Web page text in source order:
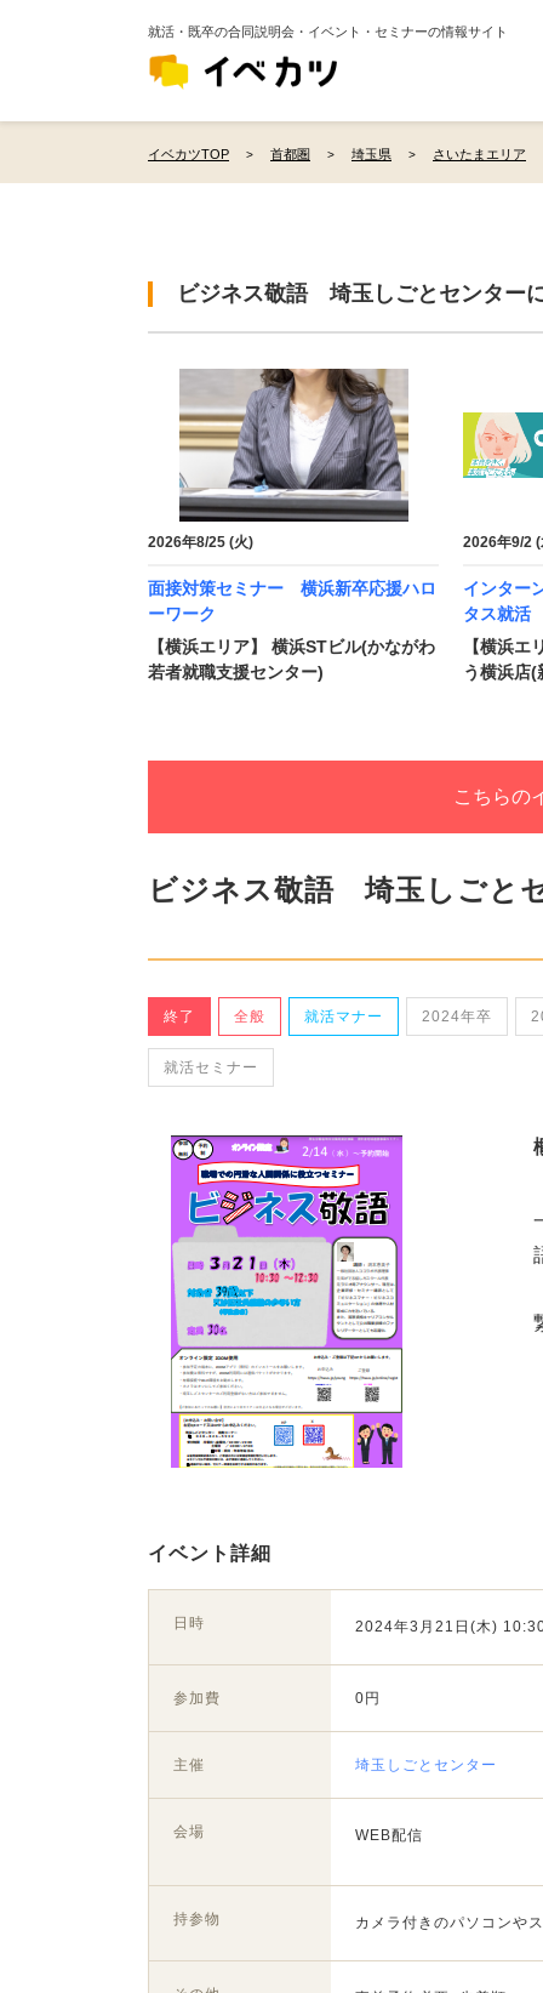
就活・既卒の合同説明会・イベント・セミナーの情報サイト
イベカツTOP 首都圏 埼玉県 さいたまエリア
ビジネス敬語 埼玉しごとセンター
2026年8/25 (火)
面接対策セミナー 横浜新卒応援ハロ
ーワーク
【横浜エリア】 横浜STビル(かながわ
若者就職支援センター)
2026年9/2 (
インター
タス就活
【横浜エ
う横浜店(
こちらの
ビジネス敬語 埼玉しごと
終了 全般 就活マナー 2024年卒
就活セミナー
イベント詳細
日時 2024年3月21日(木)
参加費 0円
主催 埼玉しごとセンター
会場 WEB配信
持参物 カメラ付きのパソコンや